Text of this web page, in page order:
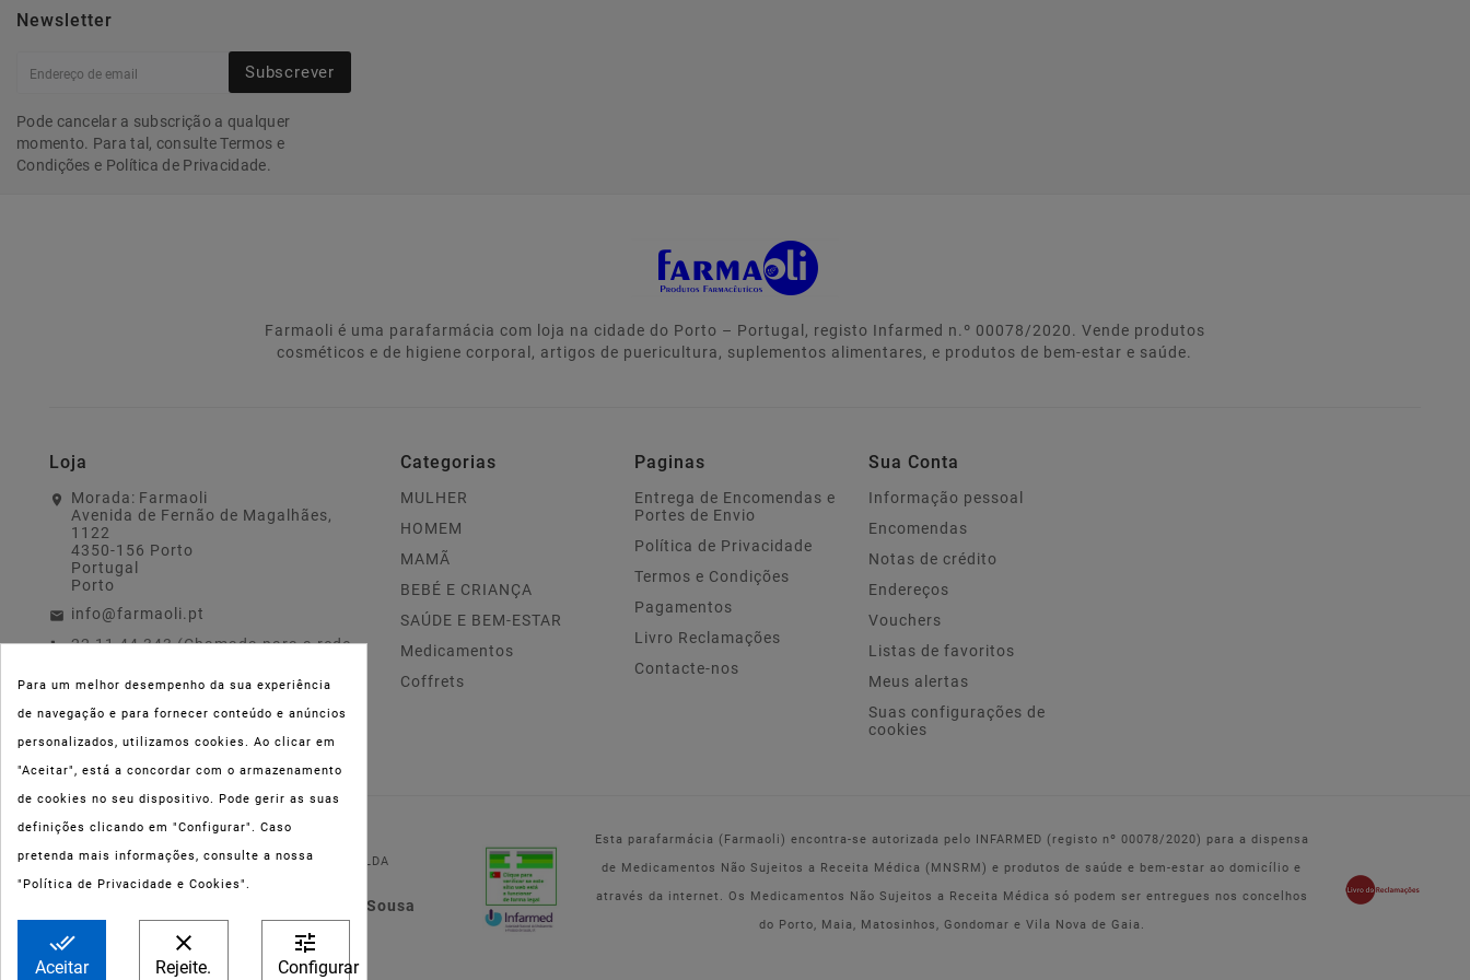
Newsletter
Subscrever
Pode cancelar a subscrição a qualquer
momento. Para tal, consulte Termos e
Condições e Política de Privacidade.
Farmaoli é uma parafarmácia com loja na cidade do Porto – Portugal, registo Infarmed n.º 00078/2020. Vende produtos
cosméticos e de higiene corporal, artigos de puericultura, suplementos alimentares, e produtos de bem-estar e saúde.
Loja
Morada: Farmaoli
Avenida de Fernão de Magalhães,
1122
4350-156 Porto
Portugal
Porto
info@farmaoli.pt
22 11 44 343 (Chamada para a rede
Categorias
MULHER
HOMEM
MAMÃ
BEBÉ E CRIANÇA
SAÚDE E BEM-ESTAR
Medicamentos
Coffrets
Paginas
Entrega de Encomendas e
Portes de Envio
Política de Privacidade
Termos e Condições
Pagamentos
Livro Reclamações
Contacte-nos
Sua Conta
Informação pessoal
Encomendas
Notas de crédito
Endereços
Vouchers
Listas de favoritos
Meus alertas
Suas configurações de
cookies
NIPC:515 801 216
FARMAOLI, Soc. Unip. LDA
Dir. Técnica: Lígia de Sousa
Teixeira
Esta parafarmácia (Farmaoli) encontra-se autorizada pelo INFARMED (registo nº 00078/2020) para a dispensa
de Medicamentos Não Sujeitos a Receita Médica (MNSRM) e produtos de saúde e bem-estar ao domicílio e
através da internet. Os Medicamentos Não Sujeitos a Receita Médica só podem ser entregues nos concelhos
do Porto, Maia, Matosinhos, Gondomar e Vila Nova de Gaia.
Para um melhor desempenho da sua experiência
de navegação e para fornecer conteúdo e anúncios
personalizados, utilizamos cookies. Ao clicar em
"Aceitar", está a concordar com o armazenamento
de cookies no seu dispositivo. Pode gerir as suas
definições clicando em "Configurar". Caso
pretenda mais informações, consulte a nossa
"Política de Privacidade e Cookies".
done_all
Aceitar
clear
Rejeite.
tune
Configurar